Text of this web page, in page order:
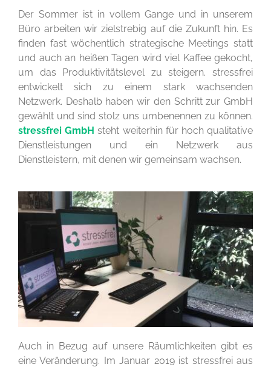
Der Sommer ist in vollem Gange und in unserem
Büro arbeiten wir zielstrebig auf die Zukunft hin. Es
finden fast wöchentlich strategische Meetings statt
und auch an heißen Tagen wird viel Kaffee gekocht,
um das Produktivitätslevel zu steigern. stressfrei
entwickelt sich zu einem stark wachsenden
Netzwerk. Deshalb haben wir den Schritt zur GmbH
gewählt und sind stolz uns umbenennen zu können.
stressfrei GmbH steht weiterhin für hoch qualitative
Dienstleistungen und ein Netzwerk aus
Dienstleistern, mit denen wir gemeinsam wachsen.
Auch in Bezug auf unsere Räumlichkeiten gibt es
eine Veränderung. Im Januar 2019 ist stressfrei aus